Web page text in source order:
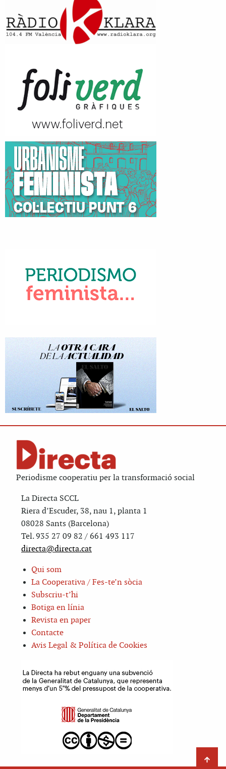
Periodisme cooperatiu per la transformació social
La Directa SCCL
Riera d’Escuder, 38, nau 1, planta 1
08028 Sants (Barcelona)
Tel. 935 27 09 82 / 661 493 117
directa@directa.cat
Qui som
La Cooperativa / Fes-te’n sòcia
Subscriu-t’hi
Botiga en línia
Revista en paper
Contacte
Avis Legal & Política de Cookies